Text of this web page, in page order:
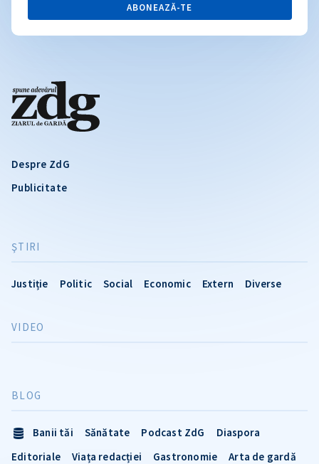
Despre ZdG
Publicitate
ŞTIRI
Justiție Politic Social Economic Extern Diverse
VIDEO
BLOG
Banii tăi Sănătate Podcast ZdG
Diaspora
Editoriale
Viața redacției Gastronomie
Arta de gardă
ABONEAZĂ-TE